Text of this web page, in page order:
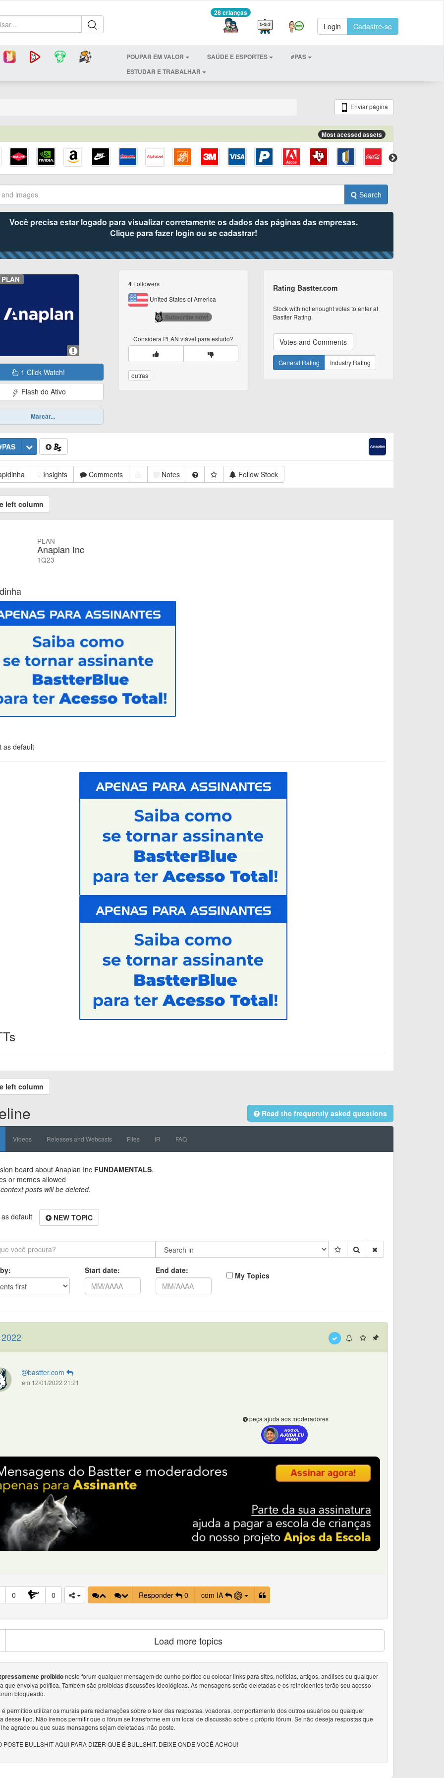
28 crianças
Login Cadastre-se
POUPAR EM VALOR SAÚDE E ESPORTES
#PAS
ESTUDAR E TRABALHAR
Enviar página
Most acessed assets
Search
Você precisa estar logado para visualizar corretamente os dados das páginas das empresas.
Clique para fazer login ou se cadastrar!
PLAN
1 Click Watch!
Flash do Ativo
Marcar...
4Followers
United States of America
Subscribe now!
Considera PLAN viável para estudo?
outras
Rating Bastter.com
Stock with not enought votes to enter at
Bastter Rating.
Votes and Comments
General Rating Industry Rating
Insights Comments Notes Follow Stock
left column
PLAN
Anaplan Inc
1Q23
as default
left column
Read the frequently asked questions
Videos Releases and Webcasts Files IR FAQ
board about Anaplan Inc FUNDAMENTALS.
or memes allowed
posts will be deleted.
default NEW TOPIC
Start date: End date:
My Topics
bastter.com
em 12/01/2022 21:21
peça ajuda aos moderadores
0 0 Responder 0 com IA
Load more topics
proibidoneste forum qualquer mensagem de cunho político ou colocar links para sites, notícias, artigos, análises ou qualquer
que envolva política. Também são proibidas discussões ideológicas. As mensagens serão deletadas e os reincidentes terão seu acesso
bloqueado.
é permitido utilizar os murais para reclamações sobre o teor das respostas, voadoras, comportamento dos outros usuários ou qualquer
desse tipo. Não iremos permitir que o fórum se transforme em um local de discussão sobre o próprio fórum. Se não deseja respostas que
agrade ou que suas mensagens sejam deletadas, não poste.
POSTE BULLSHIT AQUI PARA DIZER QUE É BULLSHIT. DEIXE ONDE VOCÊ ACHOU!